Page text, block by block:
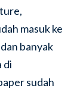
masuk ke
banyak
di
sudah